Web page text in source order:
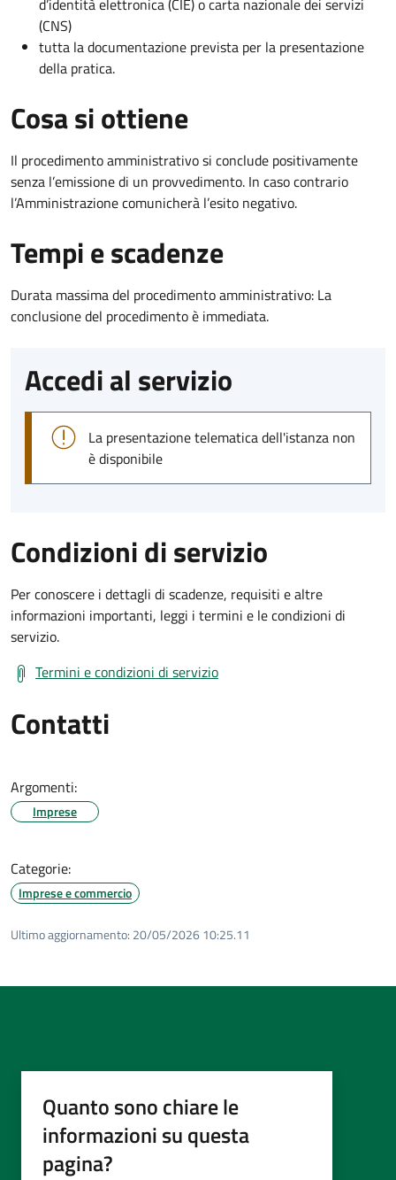
d’identità elettronica (CIE) o carta nazionale dei servizi
(CNS)
tutta la documentazione prevista per la presentazione
della pratica.
Cosa si ottiene
Il procedimento amministrativo si conclude positivamente
senza l’emissione di un provvedimento. In caso contrario
l’Amministrazione comunicherà l’esito negativo.
Tempi e scadenze
Durata massima del procedimento amministrativo: La
conclusione del procedimento è immediata.
Accedi al servizio
La presentazione telematica dell'istanza non
è disponibile
Condizioni di servizio
Per conoscere i dettagli di scadenze, requisiti e altre
informazioni importanti, leggi i termini e le condizioni di
servizio.
Termini e condizioni di servizio
Contatti
Argomenti:
Imprese
Categorie:
Imprese e commercio
Ultimo aggiornamento: 20/05/2026 10:25.11
Quanto sono chiare le
informazioni su questa
pagina?